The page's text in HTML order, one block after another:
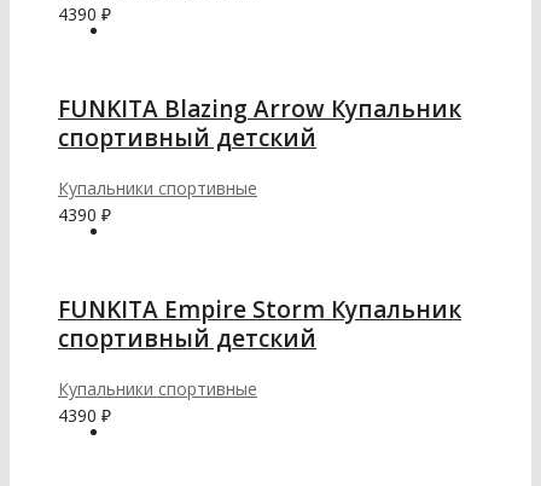
4390 ₽
FUNKITA Blazing Arrow Купальник
спортивный детский
Купальники спортивные
4390 ₽
FUNKITA Empire Storm Купальник
спортивный детский
Купальники спортивные
4390 ₽